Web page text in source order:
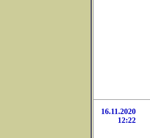
16.11.2020
12:22